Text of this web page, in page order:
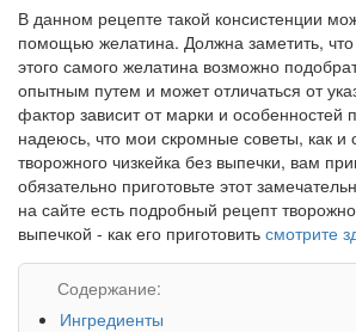
В данном рецепте такой консистенции
помощью желатина. Должна заметить, что
этого самого желатина возможно
опытным путем и может отличаться от
фактор зависит от марки и особенностей
надеюсь, что мои скромные советы, как и
творожного чизкейка без выпечки, вам
обязательно приготовьте этот
на сайте есть подробный рецепт
выпечкой - как его приготовить смотрите
Содержание:
Ингредиенты